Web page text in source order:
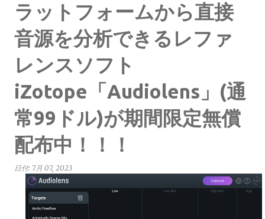
ラットフォームから直接
音源を分析できるレファ
レンスソフト
iZotope「Audiolens」(通
常99ドル)が期間限定無償
配布中！！！
日付: 7月 07, 2023